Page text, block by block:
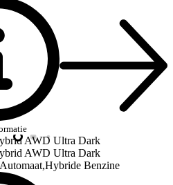
AWD Ultra Dark
Automaat Hybride Benzine
AWD Ultra Dark